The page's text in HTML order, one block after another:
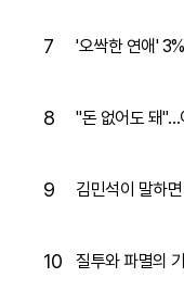
7 '오싹한 연애'
8 "돈 없어도 돼"…
9 김민석이 말하
10 질투와 파멸의